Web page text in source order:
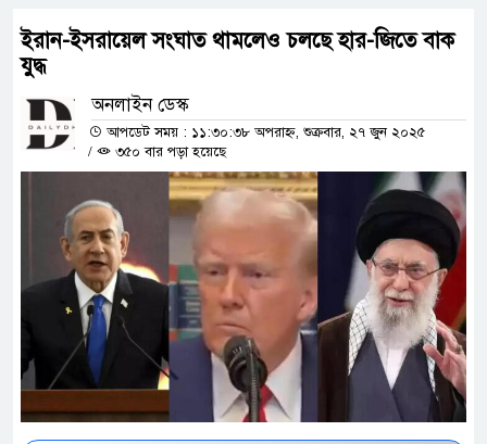
ইরান-ইসরায়েল সংঘাত থামলেও চলছে হার-জিতে বাক
যুদ্ধ
অনলাইন ডেস্ক
আপডেট সময় : ১১:৩০:৩৮ অপরাহ্ন, শুক্রবার, ২৭ জুন ২০২৫
/
৩৫০ বার পড়া হয়েছে